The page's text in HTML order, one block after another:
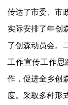
传达了市委、市
实际安排了年创
了创森动员会。
工作宣传工作思
作，促进全乡创
度。采取多种形